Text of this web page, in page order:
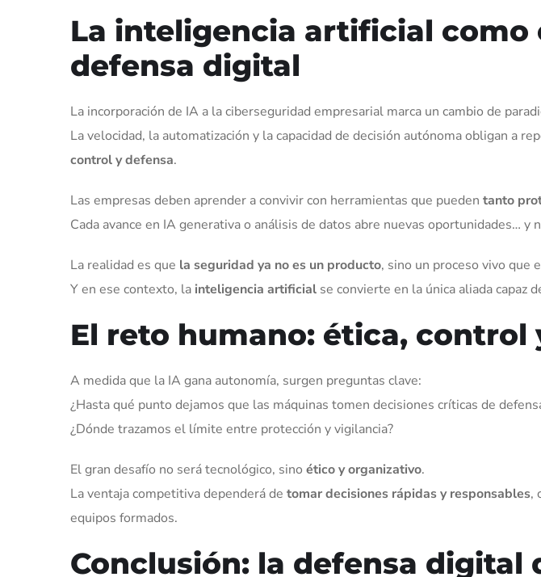
La inteligencia artificial como
defensa digital
La incorporación de IA a la ciberseguridad empresarial marca un cambio de
La velocidad, la automatización y la capacidad de decisión autónoma obligan a
control y defensa.
Las empresas deben aprender a convivir con herramientas que pueden tanto
Cada avance en IA generativa o análisis de datos abre nuevas oportunidades… y
La realidad es que la seguridad ya no es un producto, sino un proceso vivo que
Y en ese contexto, la inteligencia artificial se convierte en la única aliada capaz
El reto humano: ética, control
A medida que la IA gana autonomía, surgen preguntas clave:
¿Hasta qué punto dejamos que las máquinas tomen decisiones críticas de
¿Dónde trazamos el límite entre protección y vigilancia?
El gran desafío no será tecnológico, sino ético y organizativo.
La ventaja competitiva dependerá de tomar decisiones rápidas y responsables,
equipos formados.
Conclusión: la defensa digital